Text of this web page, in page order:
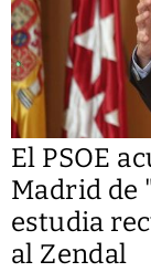
El PSOE
Madrid de
estudia
al Zendal